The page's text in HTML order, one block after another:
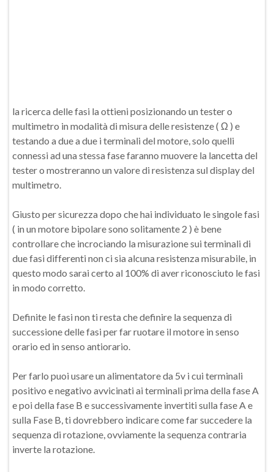
la ricerca delle fasi la ottieni posizionando un tester o
multimetro in modalità di misura delle resistenze ( Ω ) e
testando a due a due i terminali del motore, solo quelli
connessi ad una stessa fase faranno muovere la lancetta del
tester o mostreranno un valore di resistenza sul display del
multimetro.
Giusto per sicurezza dopo che hai individuato le singole fasi
( in un motore bipolare sono solitamente 2 ) è bene
controllare che incrociando la misurazione sui terminali di
due fasi differenti non ci sia alcuna resistenza misurabile, in
questo modo sarai certo al 100% di aver riconosciuto le fasi
in modo corretto.
Definite le fasi non ti resta che definire la sequenza di
successione delle fasi per far ruotare il motore in senso
orario ed in senso antiorario.
Per farlo puoi usare un alimentatore da 5v i cui terminali
positivo e negativo avvicinati ai terminali prima della fase A
e poi della fase B e successivamente invertiti sulla fase A e
sulla Fase B, ti dovrebbero indicare come far succedere la
sequenza di rotazione, ovviamente la sequenza contraria
inverte la rotazione.